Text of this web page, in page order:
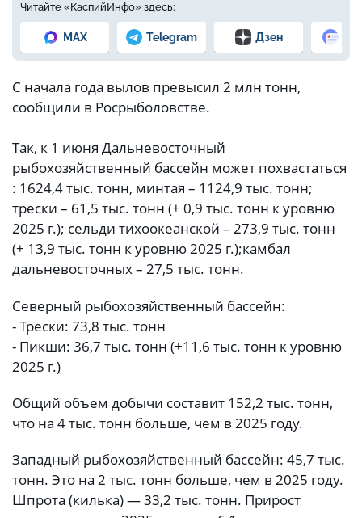
Читайте «КаспийИнфо» здесь:
MAX Telegram Дзен
С начала года вылов превысил 2 млн тонн,
сообщили в Росрыболовстве.
Так, к 1 июня Дальневосточный
рыбохозяйственный бассейн может похвастаться
: 1624,4 тыс. тонн, минтая – 1124,9 тыс. тонн;
трески – 61,5 тыс. тонн (+ 0,9 тыс. тонн к уровню
2025 г.); сельди тихоокеанской – 273,9 тыс. тонн
(+ 13,9 тыс. тонн к уровню 2025 г.);камбал
дальневосточных – 27,5 тыс. тонн.
Северный рыбохозяйственный бассейн:
- Трески: 73,8 тыс. тонн
- Пикши: 36,7 тыс. тонн (+11,6 тыс. тонн к уровню
2025 г.)
Общий объем добычи составит 152,2 тыс. тонн,
что на 4 тыс. тонн больше, чем в 2025 году.
Западный рыбохозяйственный бассейн: 45,7 тыс.
тонн. Это на 2 тыс. тонн больше, чем в 2025 году.
Шпрота (килька) — 33,2 тыс. тонн. Прирост